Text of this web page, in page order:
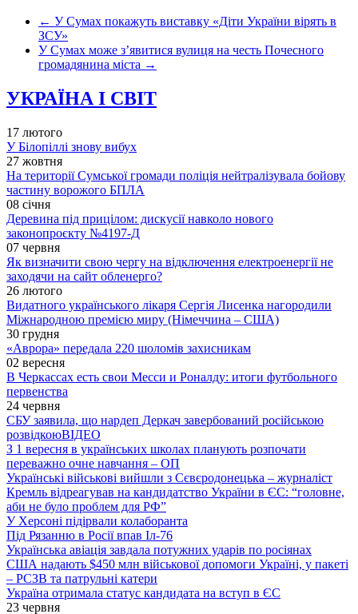
← У Сумах покажуть виставку «Діти України вірять в
ЗСУ»
У Сумах може з’явитися вулиця на честь Почесного
громадянина міста →
УКРАЇНА І СВІТ
17 лютого
У Білопіллі знову вибух
27 жовтня
На території Сумської громади поліція нейтралізувала бойову
частину ворожого БПЛА
08 січня
Деревина під прицілом: дискусії навколо нового
законопроєкту №4197-Д
07 червня
Як визначити свою чергу на відключення електроенергії не
заходячи на сайт обленерго?
26 лютого
Видатного українського лікаря Сергія Лисенка нагородили
Міжнародною премією миру (Німеччина – США)
30 грудня
«Аврора» передала 220 шоломів захисникам
02 вересня
В Черкассах есть свои Месси и Роналду: итоги футбольного
первенства
24 червня
СБУ заявила, що нардеп Деркач завербований російською
розвідкоюВІДЕО
З 1 вересня в українських школах планують розпочати
переважно очне навчання – ОП
Українські військові вийшли з Сєвєродонецька – журналіст
Кремль відреагував на кандидатство України в ЄС: “головне,
аби не було проблем для РФ”
У Херсоні підірвали колаборанта
Під Рязанню в Росії впав Іл-76
Українська авіація завдала потужних ударів по росіянах
США надають $450 млн військової допомоги Україні, у пакеті
– РСЗВ та патрульні катери
Україна отримала статус кандидата на вступ в ЄС
23 червня